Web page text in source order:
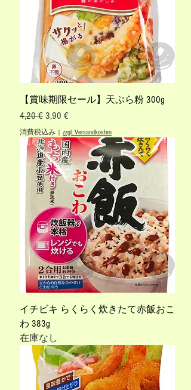
【賞味期限セール】天ぷら粉 300g
通常価格
4,20 € セール価格
3,90 €
消費税込み | zzgl. Versandkosten
イチビキ らくらく炊きたて赤飯おこ
わ 383g
在庫なし